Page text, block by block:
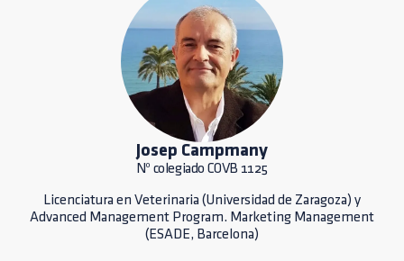
Josep Campmany
Nº colegiado COVB 1125
Licenciatura en Veterinaria (Universidad de Zaragoza) y
Advanced Management Program. Marketing Management
(ESADE, Barcelona)